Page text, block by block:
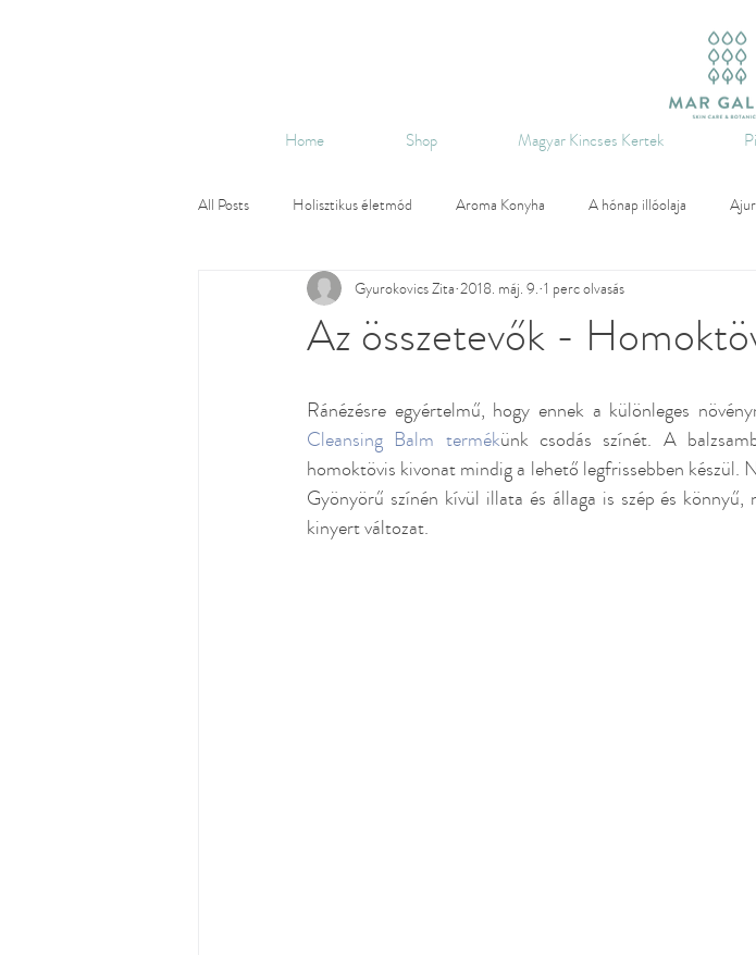
Home Shop Magyar Kincses Kertek
All Posts Holisztikus életmód Aroma Konyha A hónap illóolaja
Természetes szépség Botanikai parfüm Arcápolás
Botanikai parfüm Arcápolás Ajurvéda Illatos kalandozások
Az összetevők -
Gyurokovics Zita 2018. máj. 9. 1 perc olvasás
Ránézésre egyértelmű, hogy ennek a különleges
Cleansing Balm termékünk csodás színét. A
homoktövis kivonat mindig a lehető legfrissebben készül.
Gyönyörű színén kívül illata és állaga is szép és
kinyert változat.